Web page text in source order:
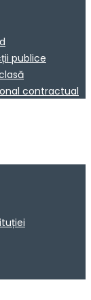
publice
contractual